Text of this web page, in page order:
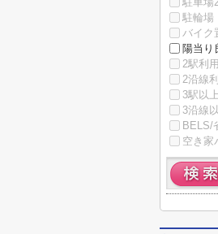
駐輪場
バイク
陽当り
2駅利
2沿線
3駅以
3沿線
BELS/
空き家